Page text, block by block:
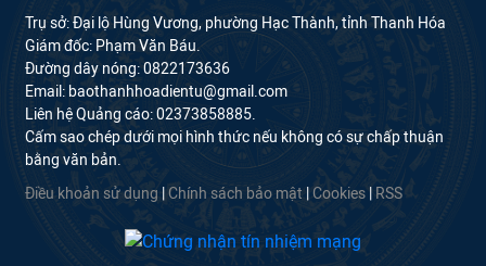
Trụ sở: Đại lộ Hùng Vương, phường Hạc Thành, tỉnh Thanh Hóa
Giám đốc: Phạm Văn Báu.
Đường dây nóng: 0822173636
Email: baothanhhoadientu@gmail.com
Liên hệ Quảng cáo: 02373858885.
Cấm sao chép dưới mọi hình thức nếu không có sự chấp thuận
bằng văn bản.
Điều khoản sử dụng Chính sách bảo mật Cookies RSS